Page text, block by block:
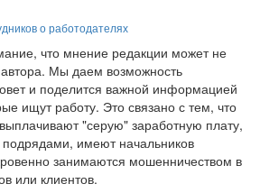
о работодателях
что мнение редакции может не
Мы даем возможность
и поделится важной информацией
ищут работу. Это связано с тем, что
"серую" заработную плату,
имеют начальников
занимаются мошенничеством в
или клиентов.